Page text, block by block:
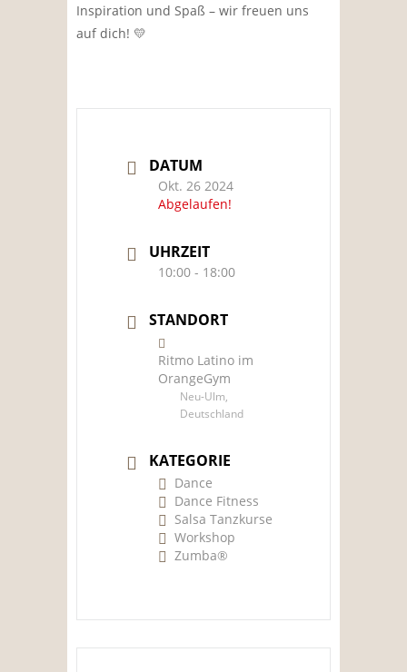
Inspiration und Spaß – wir freuen uns
auf dich! 💛
DATUM
Okt. 26 2024
Abgelaufen!
UHRZEIT
10:00 - 18:00
STANDORT
Ritmo Latino im
OrangeGym
Neu-Ulm,
Deutschland
KATEGORIE
Dance
Dance Fitness
Salsa Tanzkurse
Workshop
Zumba®